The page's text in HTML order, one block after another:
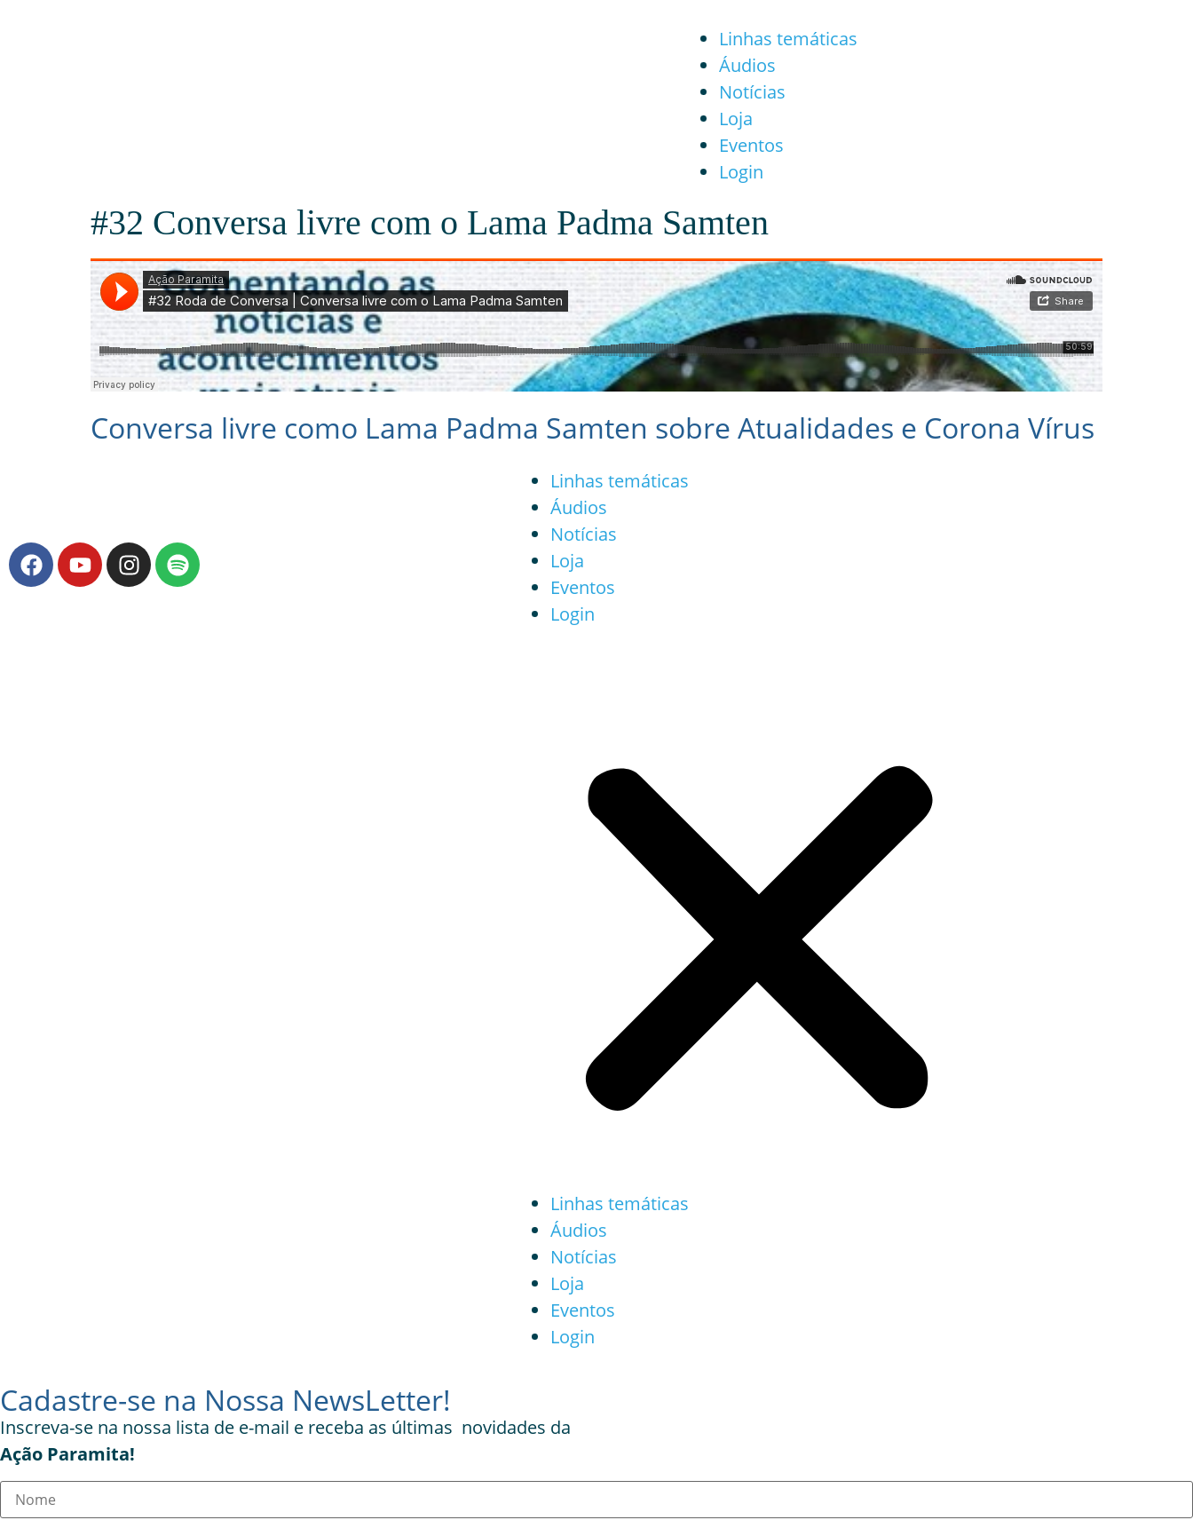
Linhas temáticas
Áudios
Notícias
Loja
Eventos
Login
#32 Conversa livre com o Lama Padma Samten
Conversa livre como Lama Padma Samten sobre Atualidades e Corona Vírus
Linhas temáticas
Áudios
Notícias
Loja
Eventos
Login
Linhas temáticas
Áudios
Notícias
Loja
Eventos
Login
Cadastre-se na Nossa NewsLetter!
Inscreva-se na nossa lista de e-mail e receba as últimas novidades da
Ação Paramita!